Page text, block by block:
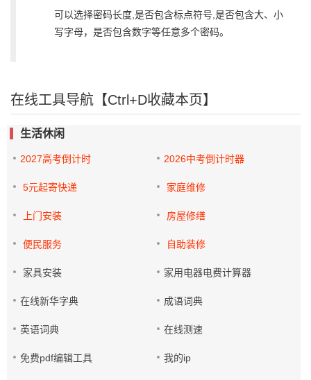
可以选择密码长度,是否包含标点符号,是否包含大、小
写字母，是否包含数字等任意多个密码。
在线工具导航【Ctrl+D收藏本页】
生活休闲
2027高考倒计时 2026中考倒计时器
5元起寄快递 家庭维修
上门安装 房屋修缮
便民服务 自助装修
家具安装 家用电器电费计算器
在线新华字典 成语词典
英语词典 在线测速
免费pdf编辑工具 我的ip